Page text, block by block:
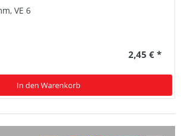
VE 6
2,45 € *
In den Warenkorb